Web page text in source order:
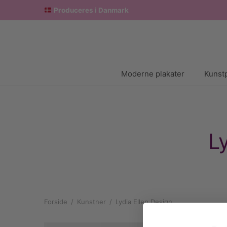
Produceres i Danmark
Moderne plakater
Forside / Kunstner / Lydia Ellen Design